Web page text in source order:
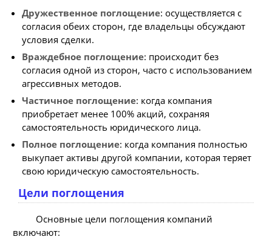
Дружественное поглощение: осуществляется с
согласия обеих сторон, где владельцы обсуждают
условия сделки.
Враждебное поглощение: происходит без
согласия одной из сторон, часто с использованием
агрессивных методов.
Частичное поглощение: когда компания
приобретает менее 100% акций, сохраняя
самостоятельность юридического лица.
Полное поглощение: когда компания полностью
выкупает активы другой компании, которая теряет
свою юридическую самостоятельность.
Цели поглощения
Основные цели поглощения компаний
включают: